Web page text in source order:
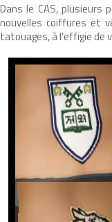
Dans le CAS,
nouvelles coiffures et
tatouages, à l'effigie de